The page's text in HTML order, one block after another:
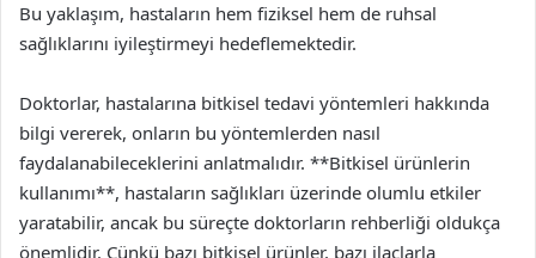
Bu yaklaşım, hastaların hem fiziksel hem de ruhsal
sağlıklarını iyileştirmeyi hedeflemektedir.
Doktorlar, hastalarına bitkisel tedavi yöntemleri hakkında
bilgi vererek, onların bu yöntemlerden nasıl
faydalanabileceklerini anlatmalıdır. **Bitkisel ürünlerin
kullanımı**, hastaların sağlıkları üzerinde olumlu etkiler
yaratabilir, ancak bu süreçte doktorların rehberliği oldukça
önemlidir. Çünkü bazı bitkisel ürünler, bazı ilaçlarla